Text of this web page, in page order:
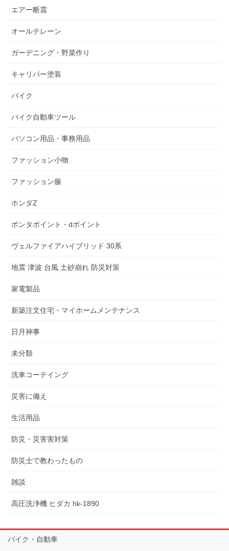
エアー断震
オールテレーン
ガーデニング・野菜作り
キャリパー塗装
バイク
バイク自動車ツール
パソコン用品・事務用品
ファッション小物
ファッション服
ホンダZ
ポンタポイント・dポイント
ヴェルファイアハイブリッド 30系
地震 津波 台風 土砂崩れ 防災対策
家電製品
新築注文住宅・マイホームメンテナンス
日月神事
未分類
洗車コーテイング
災害に備え
生活用品
防災・災害害対策
防災士で教わったもの
雑談
高圧洗浄機 ヒダカ hk-1890
バイク・自動車